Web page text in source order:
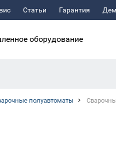
Статьи Гарантия
оборудование
полуавтоматы